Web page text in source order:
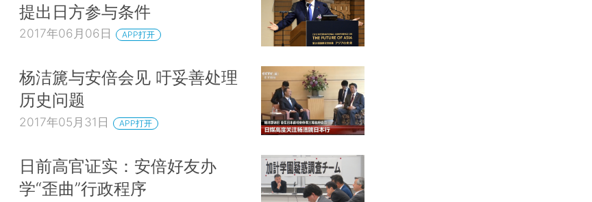
提出日方参与条件
2017年06月06日 APP打开
杨洁篪与安倍会见 吁妥善处理
历史问题
2017年05月31日 APP打开
日前高官证实：安倍好友办
学“歪曲”行政程序